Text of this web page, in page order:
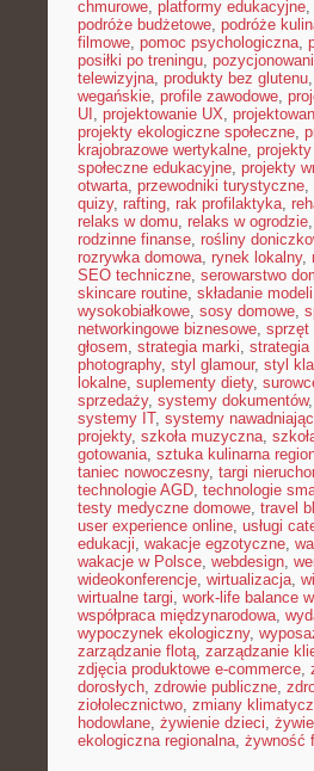
chmurowe, platformy edukacyjne,
podróże budżetowe, podróże
filmowe, pomoc psychologiczna,
posiłki po treningu,
telewizyjna, produkty bez glutenu,
wegańskie, profile zawodowe,
UI , projektowanie UX,
projekty ekologiczne społeczne,
krajobrazowe wertykalne,
społeczne edukacyjne, projekty
otwarta, przewodniki turystyczne,
quizy, rafting, rak profilaktyka,
relaks w domu, relaks w ogrodzie,
rodzinne finanse, rośliny
rozrywka domowa, rynek lokalny,
SEO techniczne, serowarstwo
skincare routine, składanie modeli
wysokobiałkowe, sosy domowe,
networkingowe biznesowe, sprzęt
głosem, strategia marki, strategia
photography, styl glamour, styl
lokalne, suplementy diety,
sprzedaży, systemy dokumentów,
systemy IT, systemy
projekty, szkoła muzyczna,
gotowania, sztuka kulinarna
taniec nowoczesny, targi
technologie AGD, technologie
testy medyczne domowe, travel
user experience online, usługi
edukacji, wakacje egzotyczne,
wakacje w Polsce, webdesign,
wideokonferencje, wirtualizacja,
wirtualne targi, work-life balance
współpraca międzynarodowa,
wypoczynek ekologiczny,
zarządzanie flotą, zarządzanie
zdjęcia produktowe e-commerce,
dorosłych, zdrowie publiczne,
ziołolecznictwo, zmiany
hodowlane, żywienie dzieci,
ekologiczna regionalna, żywność